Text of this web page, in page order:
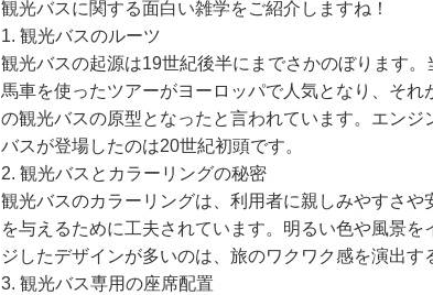
観光バスに関する面白い雑学をご紹介しますね！
1. 観光バスのルーツ
観光バスの起源は19世紀後半にまでさかのぼります。
馬車を使ったツアーがヨーロッパで人気となり、それ
の観光バスの原型となったと言われています。エンジ
バスが登場したのは20世紀初頭です。
2. 観光バスとカラーリングの秘密
観光バスのカラーリングは、利用者に親しみやすさや
を与えるために工夫されています。明るい色や風景を
ジしたデザインが多いのは、旅のワクワク感を演出す
3. 観光バス専用の座席配置